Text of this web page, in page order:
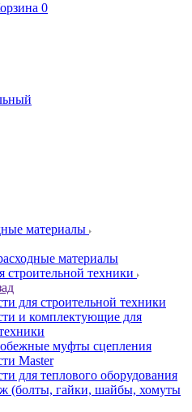
0
материалы
материалы
строительной техники
для строительной техники
и комплектующие для
муфты сцепления
Master
для теплового оборудования
(болты, гайки, шайбы, хомуты